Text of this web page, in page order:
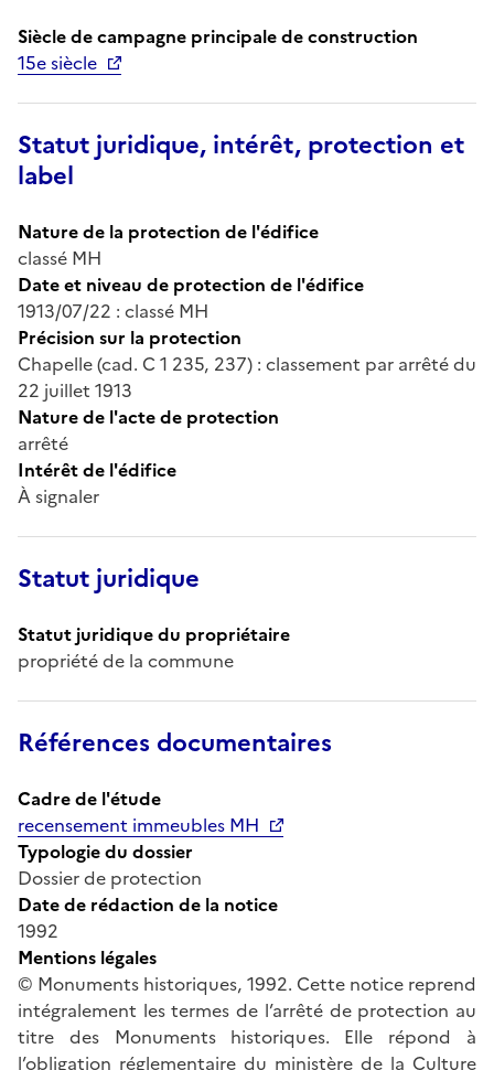
Siècle de campagne principale de construction
15e siècle
Statut juridique, intérêt, protection et
label
Nature de la protection de l'édifice
classé MH
Date et niveau de protection de l'édifice
1913/07/22 : classé MH
Précision sur la protection
Chapelle (cad. C 1 235, 237) : classement par arrêté du
22 juillet 1913
Nature de l'acte de protection
arrêté
Intérêt de l'édifice
À signaler
Statut juridique
Statut juridique du propriétaire
propriété de la commune
Références documentaires
Cadre de l'étude
recensement immeubles MH
Typologie du dossier
Dossier de protection
Date de rédaction de la notice
1992
Mentions légales
© Monuments historiques, 1992. Cette notice reprend
intégralement les termes de l’arrêté de protection au
titre des Monuments historiques. Elle répond à
l’obligation réglementaire du ministère de la Culture